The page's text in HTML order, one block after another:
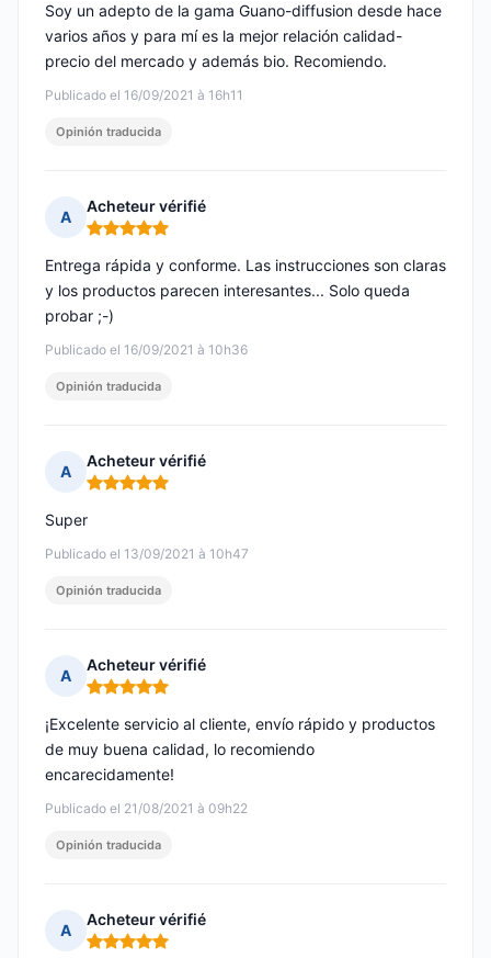
Publicado el 16/09/2021 à 16h11
Soy un adepto de la gama Guano-diffusion desde hace
varios años y para mí es la mejor relación calidad-
precio del mercado y además bio. Recomiendo.
Opinión traducida
A
Acheteur vérifié
Nota: 5 de 5
Publicado el 16/09/2021 à 10h36
Entrega rápida y conforme. Las instrucciones son claras
y los productos parecen interesantes... Solo queda
probar ;-)
Opinión traducida
A
Acheteur vérifié
Nota: 5 de 5
Publicado el 13/09/2021 à 10h47
Super
Opinión traducida
A
Acheteur vérifié
Nota: 5 de 5
Publicado el 21/08/2021 à 09h22
¡Excelente servicio al cliente, envío rápido y productos
de muy buena calidad, lo recomiendo
encarecidamente!
Opinión traducida
A
Acheteur vérifié
Nota: 5 de 5